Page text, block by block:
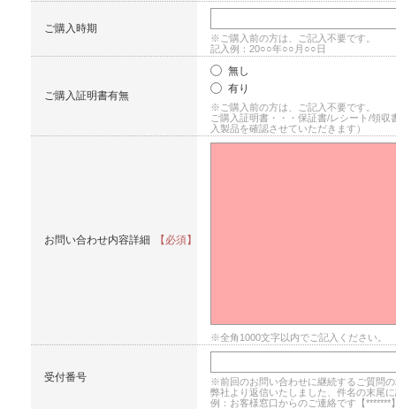
ご購入時期
※ご購入前の方は、ご記入不要です。
記入例：20○○年○○月○○日
ご購入証明書有無
無し
有り
※ご購入前の方は、ご記入不要です。
ご購入証明書・・・保証書/レシート/領
入製品を確認させていただきます）
お問い合わせ内容詳細 【必須】
※全角1000文字以内でご記入ください。
受付番号
※前回のお問い合わせに継続するご質問
弊社より返信いたしました、件名の末尾
例：お客様窓口からのご連絡です【*******